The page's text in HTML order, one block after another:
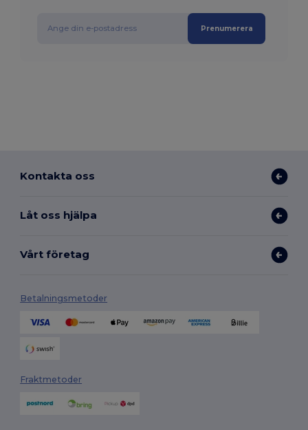
Prenumerera
Kontakta oss
Låt oss hjälpa
Vårt företag
Betalningsmetoder
Fraktmetoder